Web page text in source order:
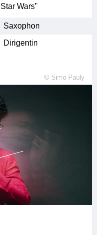
Wars"
Saxophon
Dirigentin
© Simo Pauly